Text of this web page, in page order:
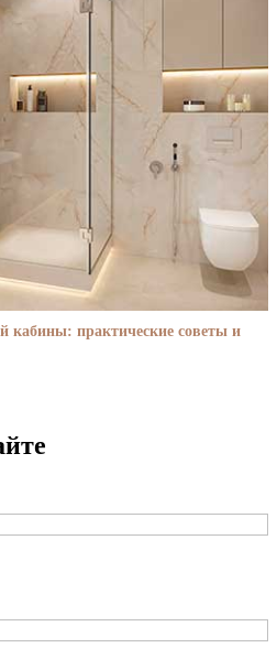
кабины: практические советы и